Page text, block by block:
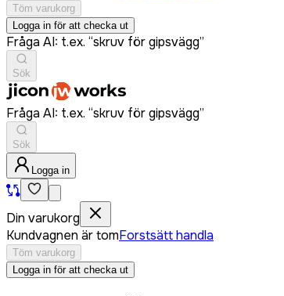
Töm varukorg
Logga in för att checka ut
Fråga AI: t.ex. “skruv för gipsvägg”
Sök
Fråga AI: t.ex. “skruv för gipsvägg”
Sök
Logga in
Din varukorg
Kundvagnen är tomForstsätt handla
Töm varukorg
Logga in för att checka ut